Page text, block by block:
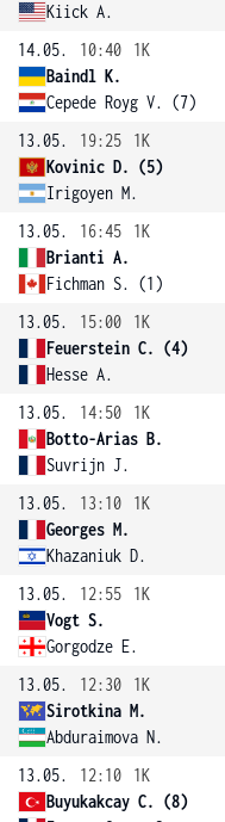
Kiick A.
14.05.
10:40
1K
Baindl K.
Cepede Royg V. (7)
13.05.
19:25
1K
Kovinic D. (5)
Irigoyen M.
13.05.
16:45
1K
Brianti A.
Fichman S. (1)
13.05.
15:00
1K
Feuerstein C. (4)
Hesse A.
13.05.
14:50
1K
Botto-Arias B.
Suvrijn J.
13.05.
13:10
1K
Georges M.
Khazaniuk D.
13.05.
12:55
1K
Vogt S.
Gorgodze E.
13.05.
12:30
1K
Sirotkina M.
Abduraimova N.
13.05.
12:10
1K
Buyukakcay C. (8)